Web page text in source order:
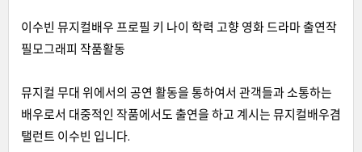
이수빈 뮤지컬배우 프로필 키 나이 학력 고향 영화 드라마 출연작
필모그래피 작품활동
뮤지컬 무대 위에서의 공연 활동을 통하여서 관객들과 소통하는
배우로서 대중적인 작품에서도 출연을 하고 계시는 뮤지컬배우겸
탤런트 이수빈 입니다.